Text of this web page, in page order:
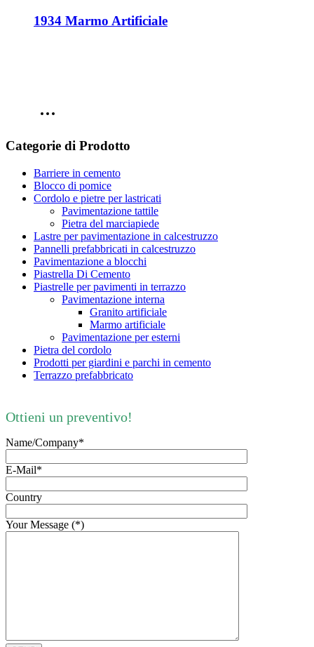
1934 Marmo Artificiale
Categorie di Prodotto
Barriere in cemento
Blocco di pomice
Cordolo e pietre per lastricati
Pavimentazione tattile
Pietra del marciapiede
Lastre per pavimentazione in calcestruzzo
Pannelli prefabbricati in calcestruzzo
Pavimentazione a blocchi
Piastrella Di Cemento
Piastrelle per pavimenti in terrazzo
Pavimentazione interna
Granito artificiale
Marmo artificiale
Pavimentazione per esterni
Pietra del cordolo
Prodotti per giardini e parchi in cemento
Terrazzo prefabbricato
Ottieni un preventivo!
Name/Company*
E-Mail*
Country
Your Message (*)